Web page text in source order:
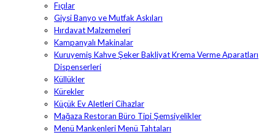
Fıçılar
Giysi Banyo ve Mutfak Askıları
Hırdavat Malzemeleri
Kampanyalı Makinalar
Kuruyemiş Kahve Şeker Bakliyat Krema Verme Aparatları
Dispenserleri
Küllükler
Kürekler
Küçük Ev Aletleri Cihazlar
Mağaza Restoran Büro Tipi Şemsiyelikler
Menü Mankenleri Menü Tahtaları